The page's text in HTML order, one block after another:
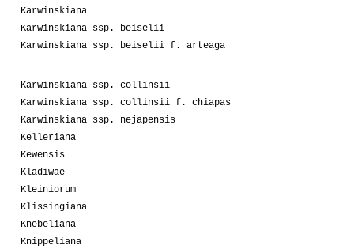
Karwinskiana
Karwinskiana ssp. beiselii
Karwinskiana ssp. beiselii f. arteaga
Karwinskiana ssp. collinsii
Karwinskiana ssp. collinsii f. chiapas
Karwinskiana ssp. nejapensis
Kelleriana
Kewensis
Kladiwae
Kleiniorum
Klissingiana
Knebeliana
Knippeliana